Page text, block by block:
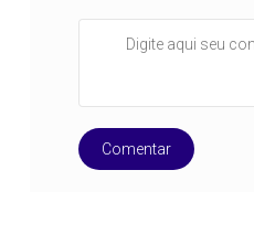
Comentar
19 21